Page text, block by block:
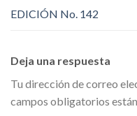
EDICIÓN No. 142
Deja una respuesta
Tu dirección de correo
campos obligatorios